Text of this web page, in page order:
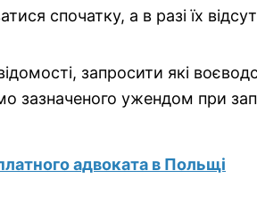
спочатку, а в разі їх
запросити які
зазначеного ужендом при
адвоката в Польщі